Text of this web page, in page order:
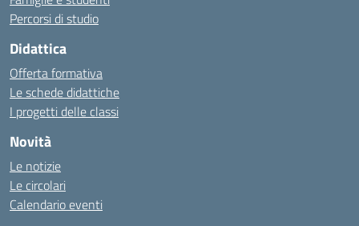
Percorsi di studio
Didattica
Offerta formativa
Le schede didattiche
I progetti delle classi
Novità
Le notizie
Le circolari
Calendario eventi